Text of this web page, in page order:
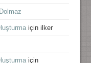
için ilker
için